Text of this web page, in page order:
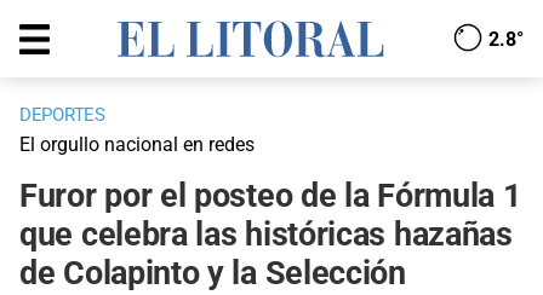
2.8°
DEPORTES
El orgullo nacional en redes
Furor por el posteo de la Fórmula 1
que celebra las históricas hazañas
de Colapinto y la Selección